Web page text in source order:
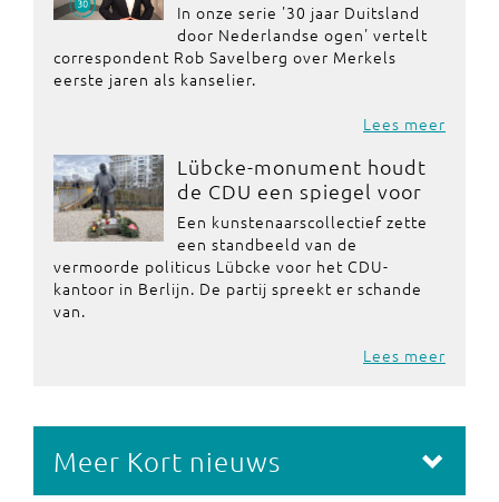
In onze serie '30 jaar Duitsland
door Nederlandse ogen' vertelt
correspondent Rob Savelberg over Merkels
eerste jaren als kanselier.
Lees meer
Lübcke-monument houdt
de CDU een spiegel voor
Een kunstenaarscollectief zette
een standbeeld van de
vermoorde politicus Lübcke voor het CDU-
kantoor in Berlijn. De partij spreekt er schande
van.
Lees meer
Meer Kort nieuws